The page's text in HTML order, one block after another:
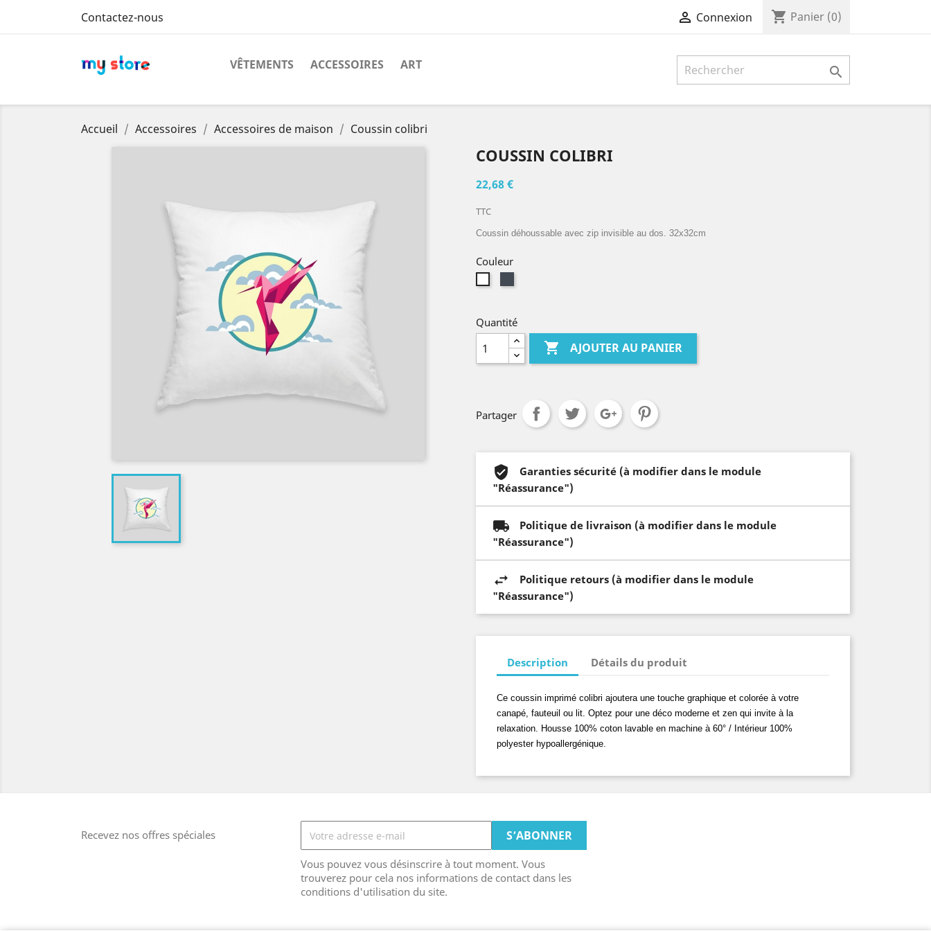
Contactez-nous  Connexion shopping_cart Panier (0)
VÊTEMENTS ACCESSOIRES ART 
Accueil Accessoires Accessoires de maison Coussin colibri
COUSSIN COLIBRI
22,68 €
TTC
Coussin déhoussable avec zip invisible au dos. 32x32cm
Couleur
Quantité
 AJOUTER AU PANIER
Partager
Garanties sécurité (à modifier dans le module
"Réassurance")
Politique de livraison (à modifier dans le module
"Réassurance")
Politique retours (à modifier dans le module
"Réassurance")
Description Détails du produit
Ce coussin imprimé colibri ajoutera une touche graphique et colorée à votre
canapé, fauteuil ou lit. Optez pour une déco moderne et zen qui invite à la
relaxation. Housse 100% coton lavable en machine à 60° / Intérieur 100%
polyester hypoallergénique.
Recevez nos offres spéciales
Vous pouvez vous désinscrire à tout moment. Vous
trouverez pour cela nos informations de contact dans les
conditions d'utilisation du site.